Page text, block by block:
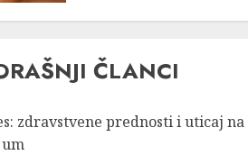
nutritivne prednosti?
ČLANCI
zdravstvene prednosti i uticaj na